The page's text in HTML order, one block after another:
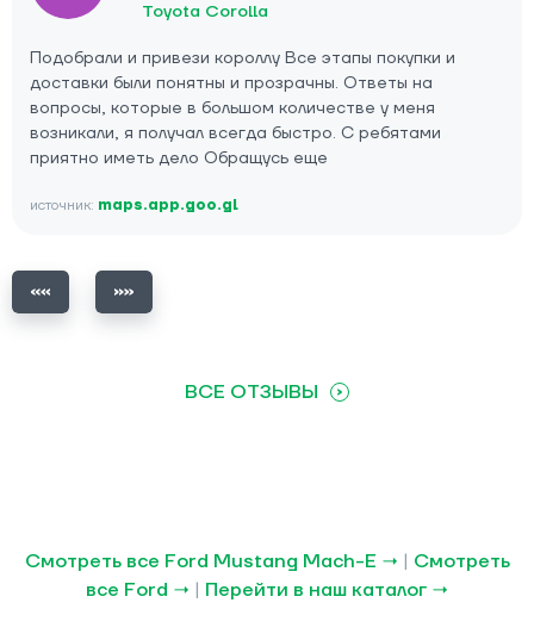
Toyota Corolla
Подобрали и привези короллу Все этапы покупки и
доставки были понятны и прозрачны. Ответы на
вопросы, которые в большом количестве у меня
возникали, я получал всегда быстро. С ребятами
приятно иметь дело Обращусь еще
источник: maps.app.goo.gl
ВСЕ ОТЗЫВЫ
Смотреть все Ford Mustang Mach-E → | Смотреть
все Ford → | Перейти в наш каталог →